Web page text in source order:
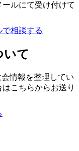
ルにて受け付けて
で相談する
いて
情報を整理してい
こちらからお送り